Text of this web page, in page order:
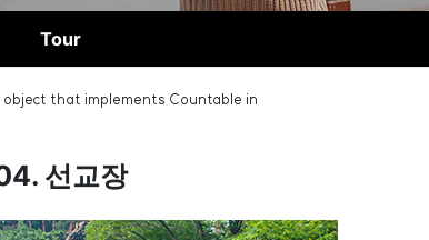
Tour
object that implements Countable in
선교장